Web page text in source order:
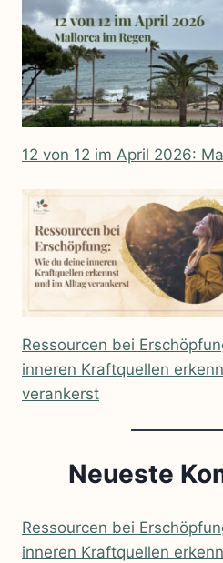
12 von 12 im April 2026:
Ressourcen bei
inneren Kraftquellen
verankerst
Neueste
Ressourcen bei
inneren Kraftquellen